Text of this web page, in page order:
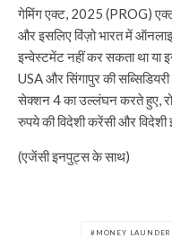
गेमिंग एक्ट, 2025 (PROG)
और इसलिए विंज़ो भारत में
इन्वेस्टमेंट नहीं कर सकता था या
USA और सिंगापुर की
सेक्शन 4 का उल्लंघन करते हुए,
रुपये की विदेशी करेंसी और
(एजेंसी इनपुट्स के साथ)
MONEY